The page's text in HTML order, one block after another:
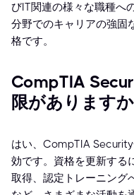
びIT関連の様々な職種へ
分野でのキャリアの強固
格です。
CompTIA
限があります
はい、CompTIA
効です。資格を更新する
取得、認定トレーニング